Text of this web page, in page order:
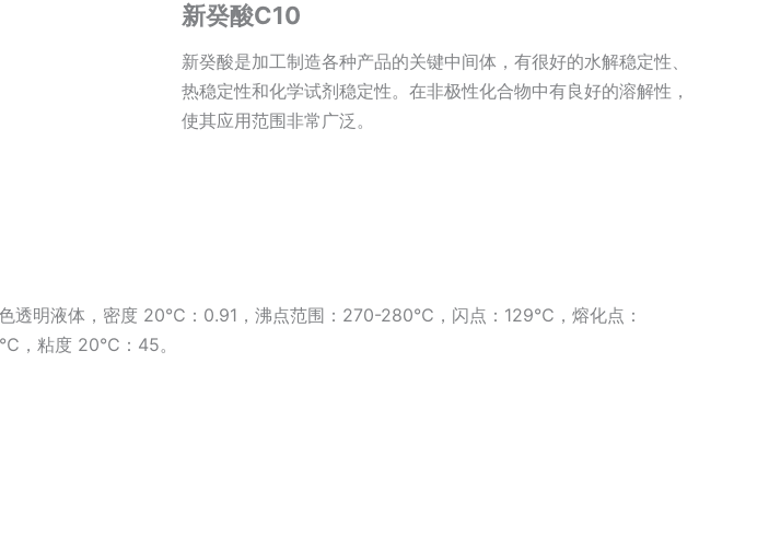
新癸酸C10
新癸酸是加工制造各种产品的关键中间体，有很好的水解稳定性、
热稳定性和化学试剂稳定性。在非极性化合物中有良好的溶解性，
使其应用范围非常广泛。
透明液体，密度 20℃：0.91，沸点范围：270-280℃，闪点：129℃，熔化点：
，粘度 20℃：45。